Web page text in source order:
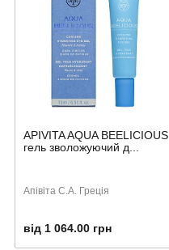
APIVITA AQUA BEELICIOUS
гель зволожуючий д...
Апівіта С.А. Греція
від 1 064.00 грн